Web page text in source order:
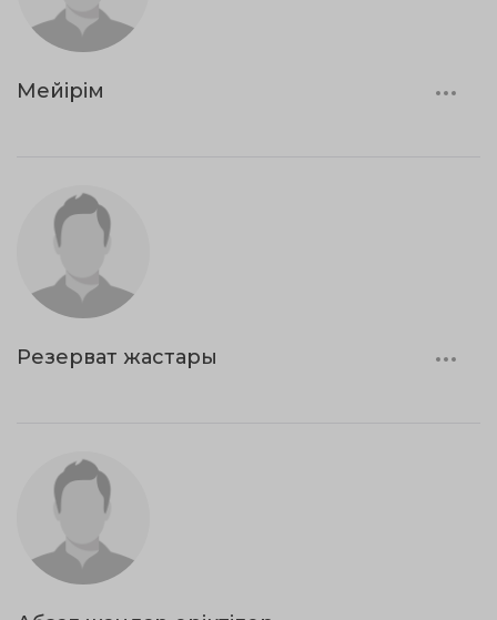
Мейірім
Резерват жастары